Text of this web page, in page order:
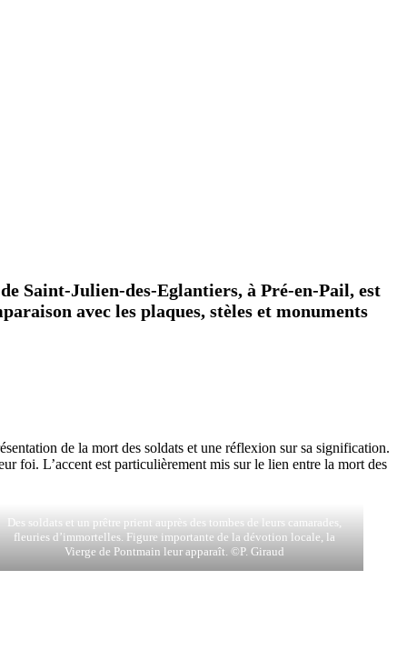
Saint-Julien-des-Eglantiers, à Pré-en-Pail, est
avec les plaques, stèles et monuments
de la mort des soldats et une réflexion sur sa signification.
foi. L’accent est particulièrement mis sur le lien entre la mort des
Des soldats et un prêtre prient auprès des tombes de leurs camarades,
fleuries d’immortelles. Figure importante de la dévotion locale, la
Vierge de Pontmain leur apparaît. ©P. Giraud